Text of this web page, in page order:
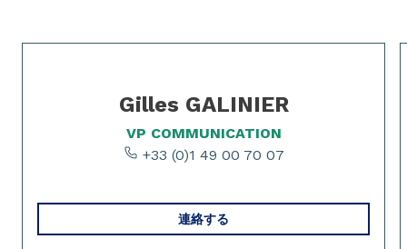
Slide 1 of 2
Gilles GALINIER
VP COMMUNICATION
+33 (0)1 49 00 70 07
連絡する